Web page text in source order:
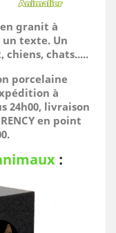
granit à
texte. Un
chats.....
porcelaine
à
24h00, livraison
en point
: